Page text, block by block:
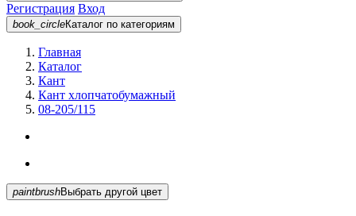
Регистрация Вход
book_circleКаталог по категориям
Главная
Каталог
Кант
Кант хлопчатобумажный
08-205/115
paintbrush Выбрать другой цвет